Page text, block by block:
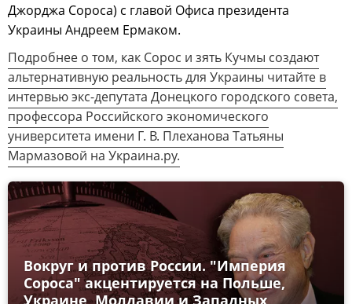
Джорджа Сороса) с главой Офиса президента
Украины Андреем Ермаком.
Подробнее о том, как Сорос и зять Кучмы создают
альтернативную реальность для Украины читайте в
интервью экс-депутата Донецкого городского совета,
профессора Российского экономического
университета имени Г. В. Плеханова Татьяны
Мармазовой на Украина.ру.
Вокруг и против России. "Империя
Сороса" акцентируется на Польше,